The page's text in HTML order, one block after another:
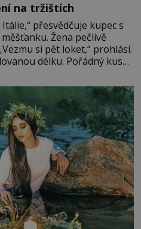
na tržištích
přesvědčuje kupec s
Žena pečlivě
si pět loket,“ prohlásí.
délku. Pořádný kus
zhodnotí švadlena
„Ošidili vás, podívejte.“